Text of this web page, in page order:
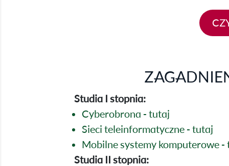
Studia I stopnia:
Cyberobrona - tutaj
Sieci teleinformatyczne - tutaj
Mobilne systemy komputerowe -
Studia II stopnia: